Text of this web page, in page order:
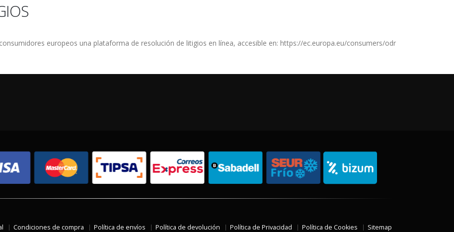
europeos una plataforma de resolución de litigios en línea, accesible en: https://ec.europa.eu/consumers/odr
Condiciones de compra Política de envíos Política de devolución Política de Privacidad Política de Cookies Sitemap